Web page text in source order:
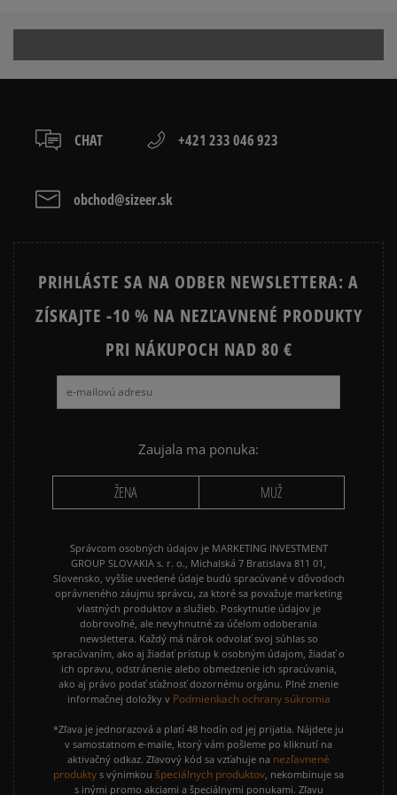
Recenzie zákazníkov
CHAT +421 233 046 923
obchod@sizeer.sk
PRIHLÁSTE SA NA ODBER NEWSLETTERA: A
ZÍSKAJTE -10 % NA NEZĽAVNENÉ PRODUKTY
PRI NÁKUPOCH NAD 80 €
Zaujala ma ponuka:
ŽENA MUŽ
Správcom osobných údajov je MARKETING INVESTMENT
GROUP SLOVAKIA s. r. o., Michalská 7 Bratislava 811 01,
Slovensko, vyššie uvedené údaje budú spracúvané v dôvodoch
oprávneného záujmu správcu, za ktoré sa považuje marketing
vlastných produktov a služieb. Poskytnutie údajov je
dobrovoľné, ale nevyhnutné za účelom odoberania
newslettera. Každý má nárok odvolať svoj súhlas so
spracúvaním, ako aj žiadať prístup k osobným údajom, žiadať o
ich opravu, odstránenie alebo obmedzenie ich spracúvania,
ako aj právo podať sťažnosť dozornému orgánu. Plné znenie
informačnej doložky v Podmienkach ochrany súkromia
*Zľava je jednorazová a platí 48 hodín od jej prijatia. Nájdete ju
v samostatnom e-maile, ktorý vám pošleme po kliknutí na
aktivačný odkaz. Zľavový kód sa vzťahuje na nezľavnené
produkty s výnimkou špeciálnych produktov, nekombinuje sa
s inými promo akciami a špeciálnymi ponukami. Zľavu